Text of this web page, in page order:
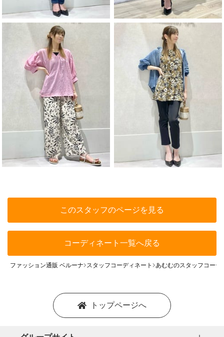
このスタッフのページを見る
コーディネート一覧へ戻る
ファッション通販 ベルーナ スタッフコーディネート あむむのスタッフコーデ
トップページへ